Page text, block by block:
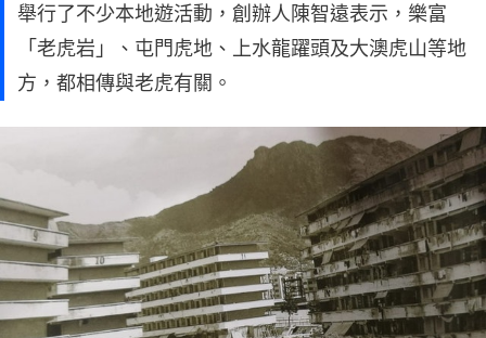
舉行了不少本地遊活動，創辦人陳智遠表示，樂富
「老虎岩」、屯門虎地、上水龍躍頭及大澳虎山等地
方，都相傳與老虎有關。